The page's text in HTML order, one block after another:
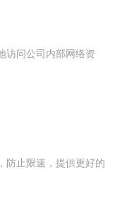
访问公司内部网络资
防止限速，提供更好的